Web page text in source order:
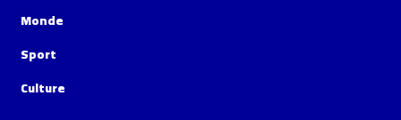
Monde
Sport
Culture